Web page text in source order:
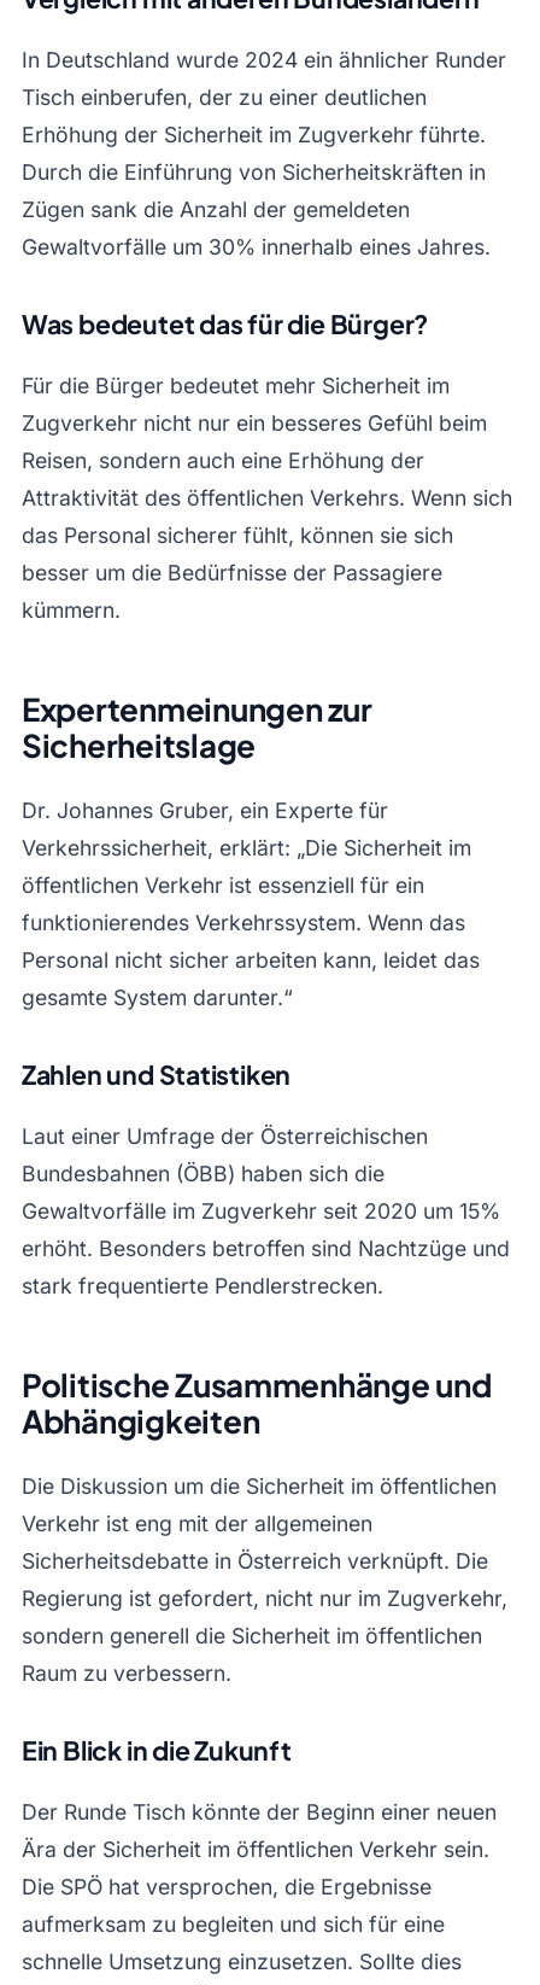
In Deutschland wurde 2024 ein ähnlicher Runder
Tisch einberufen, der zu einer deutlichen
Erhöhung der Sicherheit im Zugverkehr führte.
Durch die Einführung von Sicherheitskräften in
Zügen sank die Anzahl der gemeldeten
Gewaltvorfälle um 30% innerhalb eines Jahres.
Was bedeutet das für die Bürger?
Für die Bürger bedeutet mehr Sicherheit im
Zugverkehr nicht nur ein besseres Gefühl beim
Reisen, sondern auch eine Erhöhung der
Attraktivität des öffentlichen Verkehrs. Wenn sich
das Personal sicherer fühlt, können sie sich
besser um die Bedürfnisse der Passagiere
kümmern.
Expertenmeinungen zur
Sicherheitslage
Dr. Johannes Gruber, ein Experte für
Verkehrssicherheit, erklärt: „Die Sicherheit im
öffentlichen Verkehr ist essenziell für ein
funktionierendes Verkehrssystem. Wenn das
Personal nicht sicher arbeiten kann, leidet das
gesamte System darunter.“
Zahlen und Statistiken
Laut einer Umfrage der Österreichischen
Bundesbahnen (ÖBB) haben sich die
Gewaltvorfälle im Zugverkehr seit 2020 um 15%
erhöht. Besonders betroffen sind Nachtzüge und
stark frequentierte Pendlerstrecken.
Politische Zusammenhänge und
Abhängigkeiten
Die Diskussion um die Sicherheit im öffentlichen
Verkehr ist eng mit der allgemeinen
Sicherheitsdebatte in Österreich verknüpft. Die
Regierung ist gefordert, nicht nur im Zugverkehr,
sondern generell die Sicherheit im öffentlichen
Raum zu verbessern.
Ein Blick in die Zukunft
Der Runde Tisch könnte der Beginn einer neuen
Ära der Sicherheit im öffentlichen Verkehr sein.
Die SPÖ hat versprochen, die Ergebnisse
aufmerksam zu begleiten und sich für eine
schnelle Umsetzung einzusetzen. Sollte dies